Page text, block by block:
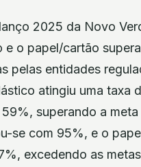
2025 da Novo
e o papel/cartão
pelas entidades
atingiu uma taxa
superando a
se com 95%, e o
excedendo as